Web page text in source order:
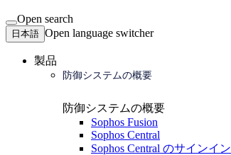
Open search
日本語 Open language switcher
製品
防御システムの概要
防御システムの概要
Sophos Fusion
Sophos Central
Sophos Central のサインイン